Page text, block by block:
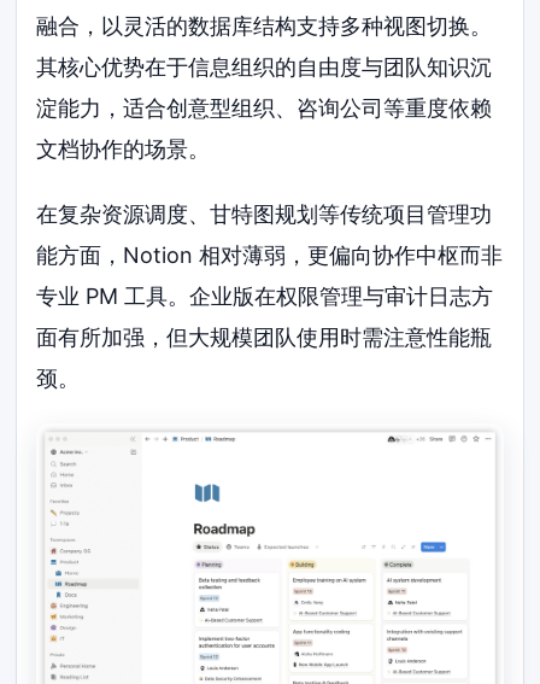
融合，以灵活的数据库结构支持多种视图切换。
其核心优势在于信息组织的自由度与团队知识沉
淀能力，适合创意型组织、咨询公司等重度依赖
文档协作的场景。
在复杂资源调度、甘特图规划等传统项目管理功
能方面，Notion 相对薄弱，更偏向协作中枢而非
专业 PM 工具。企业版在权限管理与审计日志方
面有所加强，但大规模团队使用时需注意性能瓶
颈。